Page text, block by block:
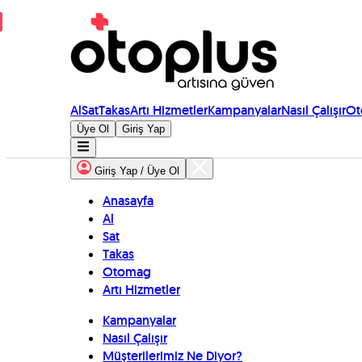
AlSatTakasArtı HizmetlerKampanyalarNasıl Çalışır
Üye Ol Giriş Yap
Giriş Yap / Üye Ol
Anasayfa
Al
Sat
Takas
Otomag
Artı Hizmetler
Kampanyalar
Nasıl Çalışır
Müşterilerimiz Ne Diyor?